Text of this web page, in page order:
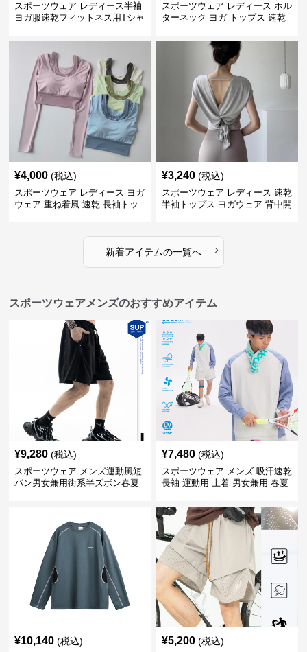
スポーツウェア レディース半袖
ヨガ服速乾フィットネス用Tシャ
スポーツウェア レディース ホル
ターネック ヨガ トップス 速乾
¥4,000 (税込)
スポーツウェア レディース ヨガ
ウェア 重ね着風 速乾 長袖トッ
¥3,240 (税込)
スポーツウェア レディース 速乾
半袖トップス ヨガウェア 背中開
新着アイテムの一覧へ ›
スポーツウェアメンズのおすすめアイテム
¥9,280 (税込)
スポーツウェア メンズ運動風短
パン男女兼用街系半ズボン春夏
¥7,480 (税込)
スポーツウェア メンズ 吸汗速乾
長袖 運動用 上着 男女兼用 春夏
¥10,140 (税込) ¥5,200 (税込)